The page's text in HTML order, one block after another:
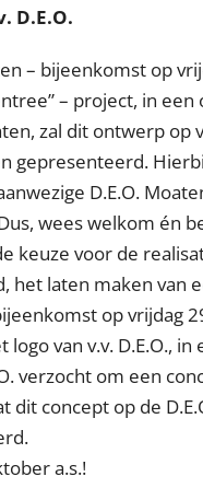
D.E.O.
– bijeenkomst op
– project, in
zal dit ontwerp
gepresenteerd.
D.E.O.
wees welkom én
keuze voor de
het laten maken van
op vrijdag
logo van v.v. D.E.O.,
verzocht om een
dit concept op de
a.s.!